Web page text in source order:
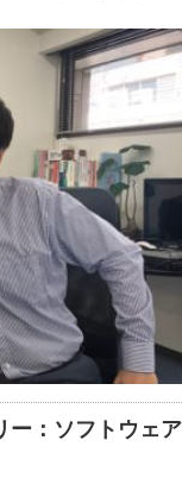
ー：ソフトウェア